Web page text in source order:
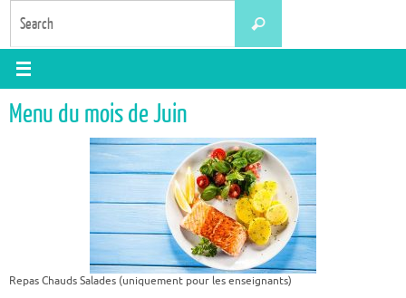
Search
Menu du mois de Juin
Repas Chauds Salades (uniquement pour les enseignants)